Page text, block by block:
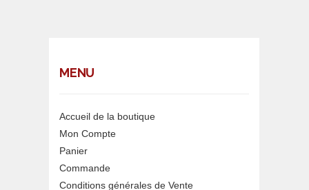
MENU
Accueil de la boutique
Mon Compte
Panier
Commande
Conditions générales de Vente